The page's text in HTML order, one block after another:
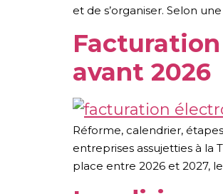
et de s’organiser. Selon
avant 2026
Réforme, calendrier,
entreprises assujetties à la
place entre 2026 et 2027,